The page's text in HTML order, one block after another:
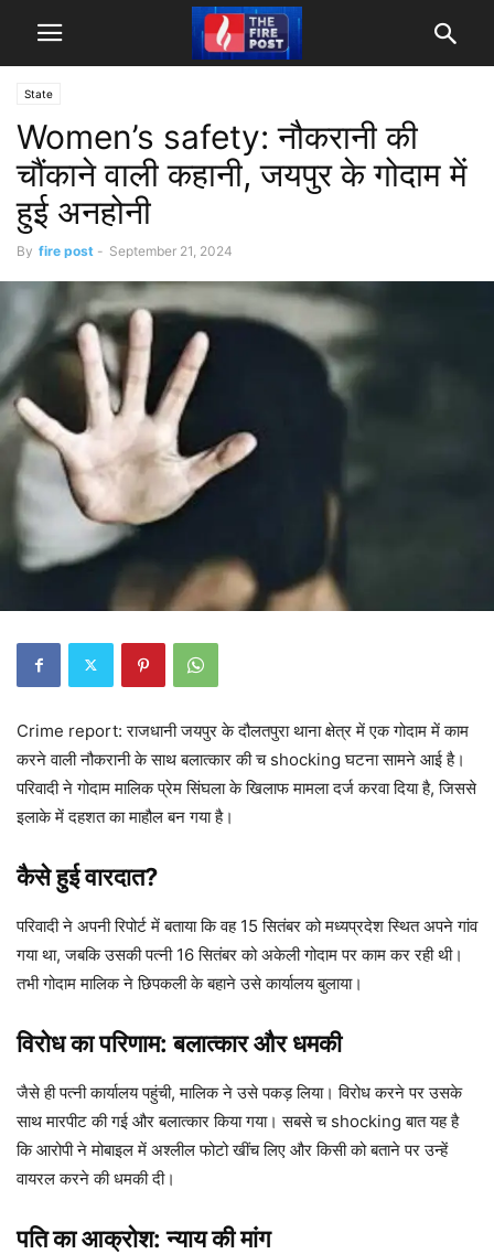
State
Women’s safety: नौकरानी की
चौंकाने वाली कहानी, जयपुर के गोदाम में
हुई अनहोनी
By fire post - September 21, 2024
Crime report: राजधानी जयपुर के दौलतपुरा थाना क्षेत्र में एक गोदाम में काम
करने वाली नौकरानी के साथ बलात्कार की च shocking घटना सामने आई है।
परिवादी ने गोदाम मालिक प्रेम सिंघला के खिलाफ मामला दर्ज करवा दिया है, जिससे
इलाके में दहशत का माहौल बन गया है।
कैसे हुई वारदात?
परिवादी ने अपनी रिपोर्ट में बताया कि वह 15 सितंबर को मध्यप्रदेश स्थित अपने गांव
गया था, जबकि उसकी पत्नी 16 सितंबर को अकेली गोदाम पर काम कर रही थी।
तभी गोदाम मालिक ने छिपकली के बहाने उसे कार्यालय बुलाया।
विरोध का परिणाम: बलात्कार और धमकी
जैसे ही पत्नी कार्यालय पहुंची, मालिक ने उसे पकड़ लिया। विरोध करने पर उसके
साथ मारपीट की गई और बलात्कार किया गया। सबसे च shocking बात यह है
कि आरोपी ने मोबाइल में अश्लील फोटो खींच लिए और किसी को बताने पर उन्हें
वायरल करने की धमकी दी।
पति का आक्रोश: न्याय की मांग